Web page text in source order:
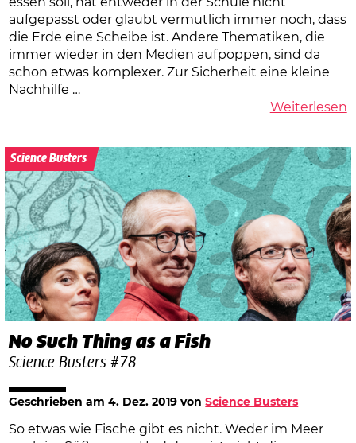
aufgepasst oder glaubt vermutlich immer noch, dass
die Erde eine Scheibe ist. Andere Thematiken, die
immer wieder in den Medien aufpoppen, sind da
schon etwas komplexer. Zur Sicherheit eine kleine
Nachhilfe …
Weiterlesen
Science Busters
No Such Thing as a Fish
Science Busters #78
Geschrieben am4. Dez. 2019 vonScience Busters
So etwas wie Fische gibt es nicht. Weder im Meer